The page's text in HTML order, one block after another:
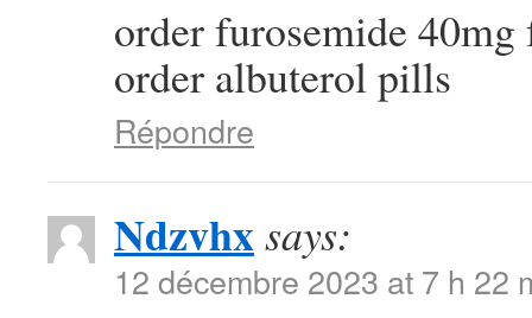
order furosemide
order albuterol pills
Répondre
Ndzvhxsays:
12 décembre 2023 at 7 h 22